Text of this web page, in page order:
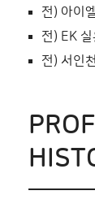
전) 아이
전) EK
전) 서인